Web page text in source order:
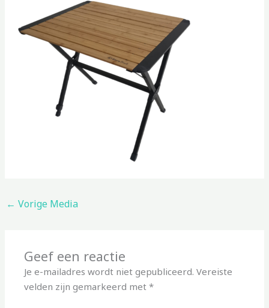
← Vorige Media
Geef een reactie
Je e-mailadres wordt niet gepubliceerd. Vereiste
velden zijn gemarkeerd met*